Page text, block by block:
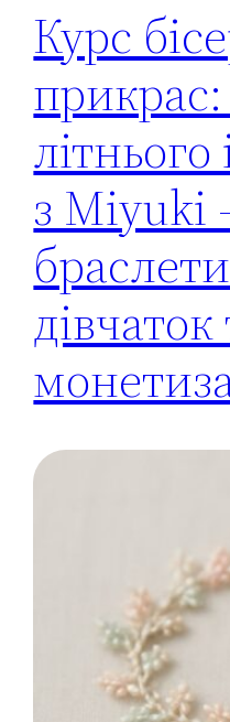
Курс
з Miyuki